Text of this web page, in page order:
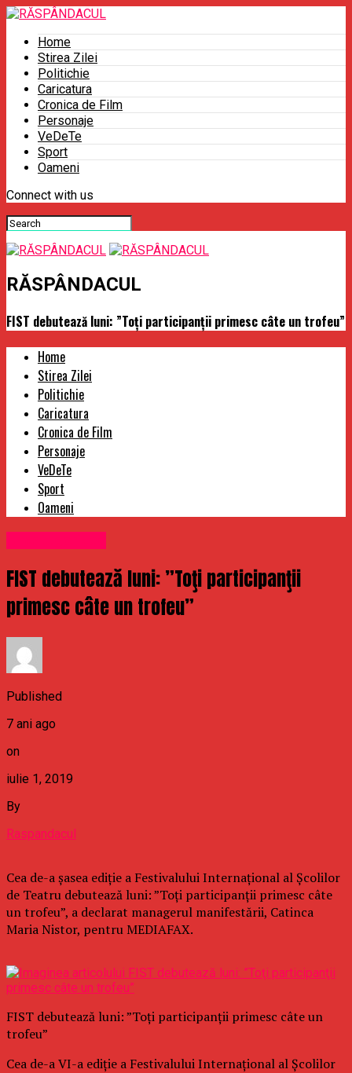
Home
Stirea Zilei
Politichie
Caricatura
Cronica de Film
Personaje
VeDeTe
Sport
Oameni
Connect with us
RĂSPÂNDACUL
FIST debutează luni: ”Toţi participanţii primesc câte un trofeu”
Home
Stirea Zilei
Politichie
Caricatura
Cronica de Film
Personaje
VeDeTe
Sport
Oameni
FIST debutează luni: ”Toţi participanţii
primesc câte un trofeu”
Published
7 ani ago
on
iulie 1, 2019
By
Raspandacul
Cea de-a şasea ediţie a Festivalului Internaţional al Şcolilor
de Teatru debutează luni: ”Toţi participanţii primesc câte
un trofeu”, a declarat managerul manifestării, Catinca
Maria Nistor, pentru MEDIAFAX.
FIST debutează luni: ”Toţi participanţii primesc câte un
trofeu”
Cea de-a VI-a ediţie a Festivalului Internaţional al Şcolilor